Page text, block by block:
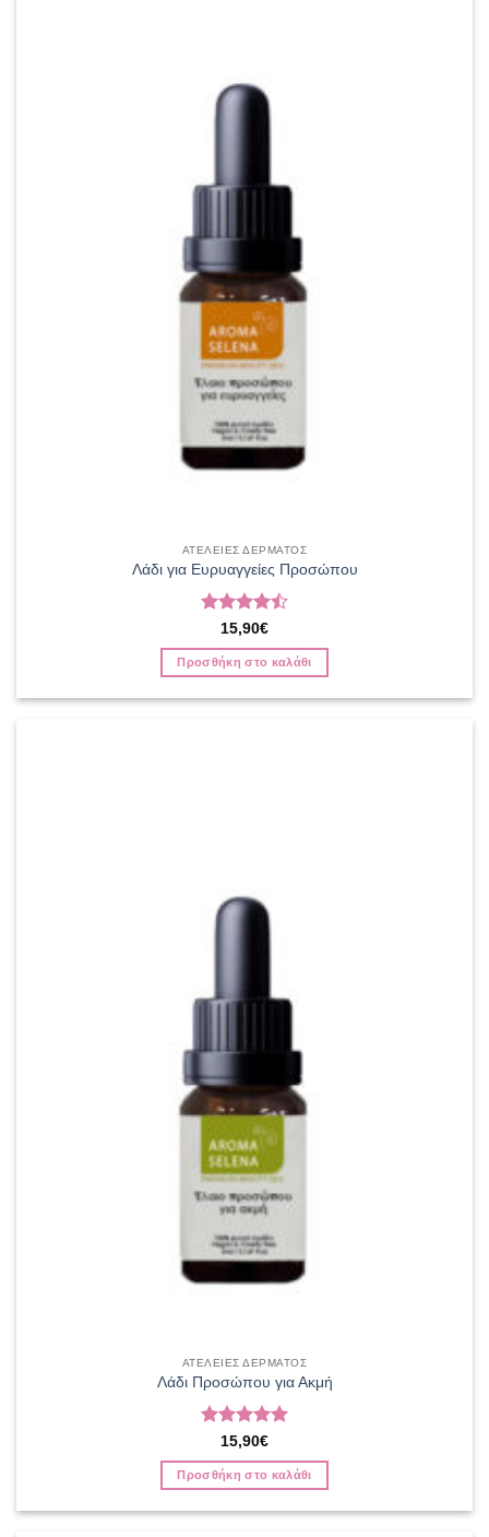
ΑΤΕΛΕΙΕΣ ΔΕΡΜΑΤΟΣ
Λάδι για Ευρυαγγείες Προσώπου
Βαθμολογήθηκε
με4.5
από 5
15,90€
Προσθήκη στο καλάθι
ΑΤΕΛΕΙΕΣ ΔΕΡΜΑΤΟΣ
Λάδι Προσώπου για Ακμή
Βαθμολογήθηκε
με5από 5
15,90€
Προσθήκη στο καλάθι